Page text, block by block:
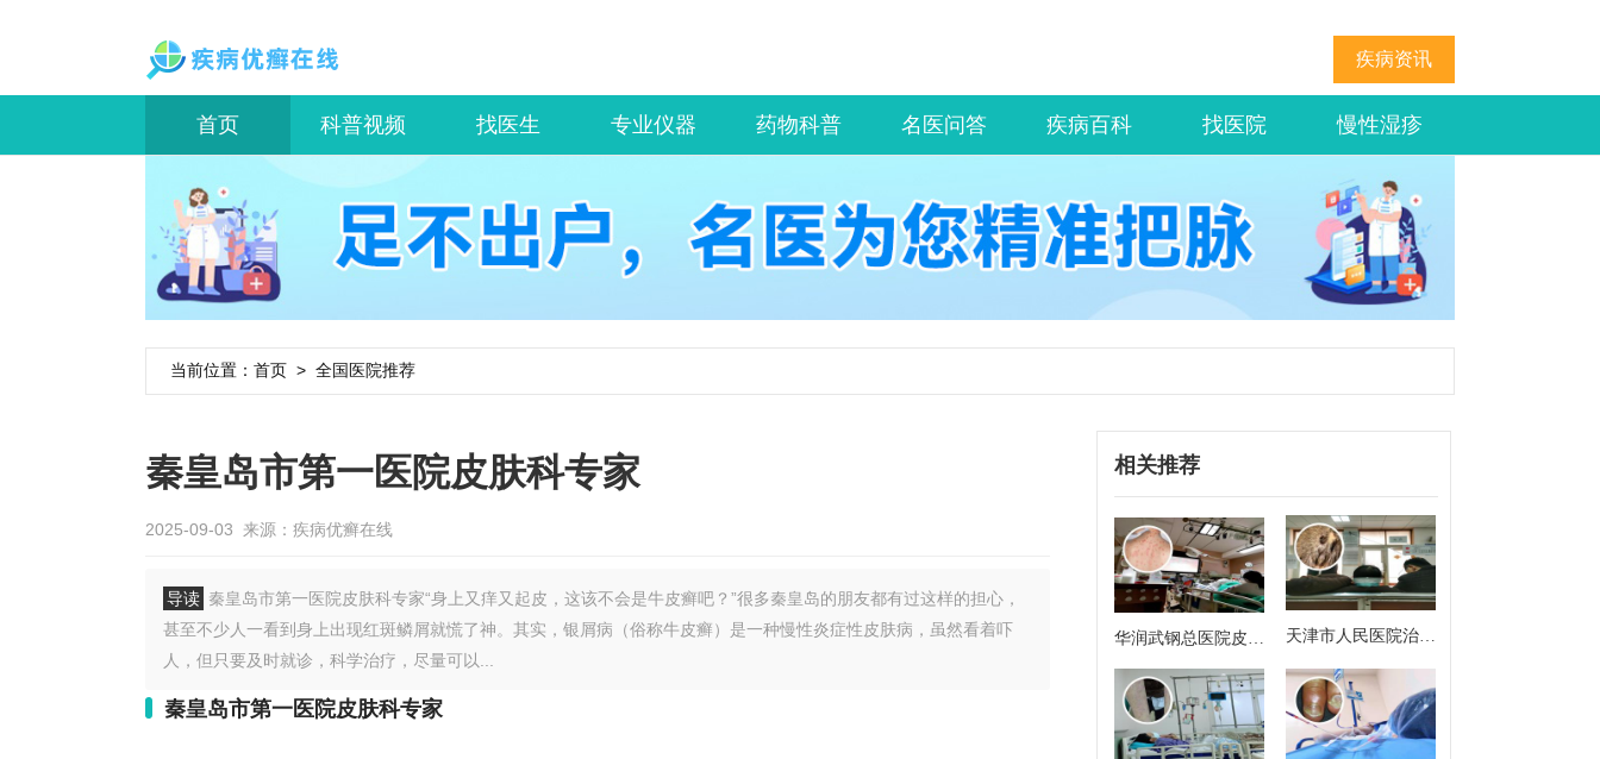
疾病资讯
首页 科普视频 找医生 专业仪器 药物科普 名医问答 疾病百科 找医院 慢性湿疹
当前位置： 首页 > 全国医院推荐
秦皇岛市第一医院皮肤科专家
2025-09-03 来源： 疾病优癣在线
导读 秦皇岛市第一医院皮肤科专家“身上又痒又起皮，这该不会是牛皮癣吧？”很多秦皇岛的朋友都有过这样的担心，
甚至不少人一看到身上出现红斑鳞屑就慌了神。其实，银屑病（俗称牛皮癣）是一种慢性炎症性皮肤病，虽然看着吓
人，但只要及时就诊，科学治疗，尽量可以...
秦皇岛市第一医院皮肤科专家
相关推荐
华润武钢总医院皮肤
科主任医师
天津市人民医院治银